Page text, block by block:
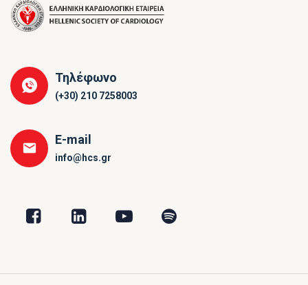
Τηλέφωνο
(+30) 210 7258003
E-mail
info@hcs.gr